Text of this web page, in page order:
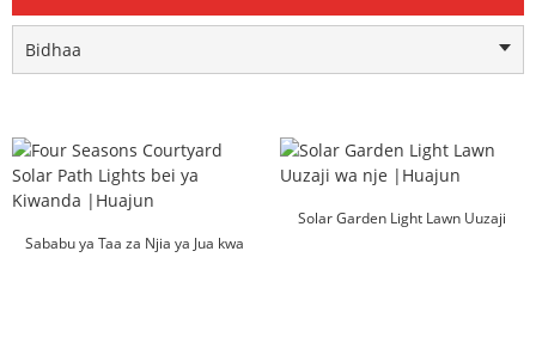
Bidhaa
Sababu ya Taa za Njia ya Jua kwa
Solar Garden Light Lawn Uuzaji